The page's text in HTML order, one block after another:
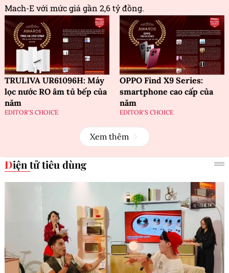
Mach-E với mức giá gần 2,6 tỷ đồng.
TRULIVA UR61096H: Máy
lọc nước RO âm tủ bếp của
năm
EDITOR'S CHOICE
OPPO Find X9 Series:
smartphone cao cấp của
năm
EDITOR'S CHOICE
Xem thêm
Điện tử tiêu dùng